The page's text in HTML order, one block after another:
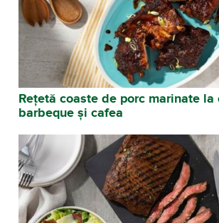
Rețetă coaste de porc marinate la
barbeque și cafea